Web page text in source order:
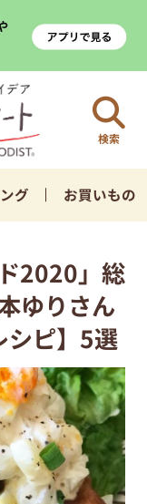
検索
グ お買いもの
2020」総
ゆりさん
ピ】5選